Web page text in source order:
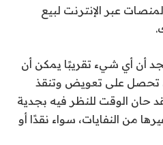
عبر الإنترنت لبيع
أن أي شيء تقريبًا يمكن أن
تحصل على تعويض وتنقذ
حان الوقت للنظر فيه بجدية
من النفايات، سواء نقدًا أو